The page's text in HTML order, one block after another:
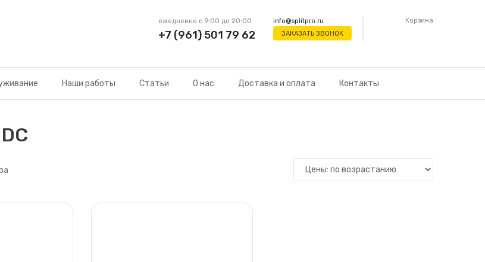
info@splitpro.ru
ЗАКАЗАТЬ ЗВОНОК
ежедневно с 9:00 до 20:00
+7 (961) 501 79 62
Корзина
Наши работы Статьи О нас Доставка и оплата Контакты